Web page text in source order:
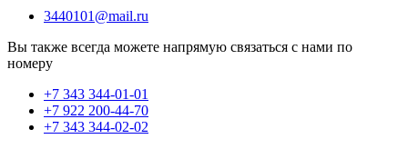
3440101@mail.ru
Вы также всегда можете напрямую связаться с нами по
номеру
+7 343 344-01-01
+7 922 200-44-70
+7 343 344-02-02